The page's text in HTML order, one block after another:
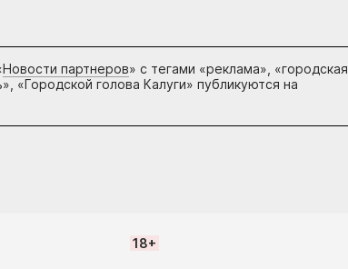
Новости партнеров» с тегами «реклама», «городская
«Городской голова Калуги» публикуются на
18+